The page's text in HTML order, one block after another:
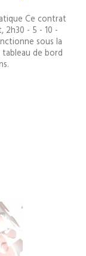
Ce contrat
- 5 - 10 -
sous la
de bord